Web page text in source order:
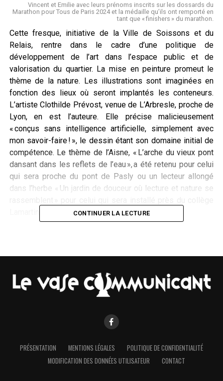
Vincent et Emilie avec leurs prénoms inscrits sur les dossards du
Marathon pour Tous de Paris 2024 et la médaille qu’ils ont remporté en
tant que « finishers » du marathon.
Cette fresque, initiative de la Ville de Soissons et du
Relais, rentre dans le cadre d’une politique de
développement de l’art dans l’espace public et de
valorisation du quartier. La mise en peinture promeut le
thème de la nature. Les illustrations sont imaginées en
fonction des lieux où seront implantés les conteneurs.
L’artiste Clothilde Prévost, venue de L’Arbresle, proche de
Lyon, en est l’auteure. Elle précise malicieusement
« conçus sans intelligence artificielle, simplement avec
mon savoir-faire ! », le dessin étant son domaine initial de
compétence. Le thème de l’Aisne, « L’arche du vieux pont
dansant dans les reflets de l’eau », a été retenu pour celui
qui sera proche du pont de Pasly ou un lecteur allongé
dans l’herbe « Un jardin de douceur où lecture et nature se
poppy. « Je n’ai jamais fait cela » reconnait Valérie qui n’a
les néophytes se sentent bien : elle avait tracé les
contours et découpé en zones chacune des faces des
faciliter la tâche des habitants » précise-t-elle. « Elle est
vraiment très sympa » constate Héléna qui regrette d’avoir
d’autres engagements et de n’être présente qu’une demi-
journée. « C’est chouette comme idée, ça va embellir le
quartier ! » déclare Brigitte qui est venue une journée. « Il
CONTINUER LA LECTURE
PRÉSENTATION MENTIONS LÉGALES
POLITIQUE DE CONFIDENTIALITÉ
MODIFICATION DES DONNÉES UTILISATEUR
CONTACT